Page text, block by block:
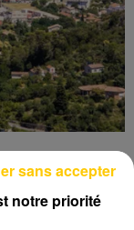
notre priorité
sans accepter